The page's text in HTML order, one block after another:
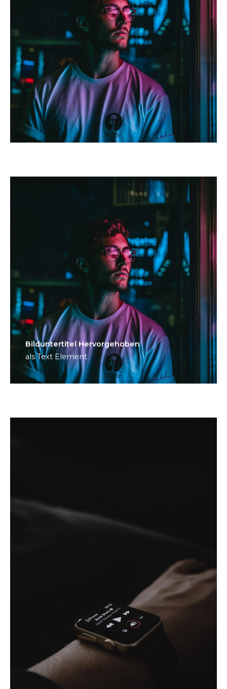
Bild­unter­titel Hervorgehoben
als Text Element